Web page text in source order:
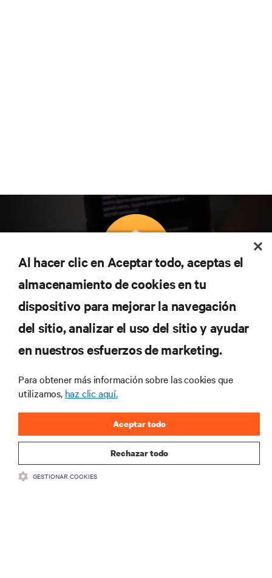
Suscríbete para conocer las últimas tendencias
tecnológicas
Recibe actualizaciones periódicas sobre los temas
más importantes del sector, con los últimos debates
y perspectivas de expertos sobre gestión de
centros de datos y gestión de infraestructuras.
REGÍSTRATE AHORA
Al hacer clic en Aceptar todo, aceptas el
almacenamiento de cookies en tu
dispositivo para mejorar la navegación
del sitio, analizar el uso del sitio y ayudar
en nuestros esfuerzos de marketing.
Para obtener más información sobre las cookies que
utilizamos, haz clic aquí.
Rechazar todo
Aceptar todo
GESTIONAR COOKIES